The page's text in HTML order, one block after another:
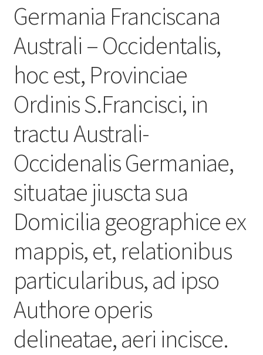
Germania Franciscana
Australi – Occidentalis,
hoc est, Provinciae
Ordinis S.Francisci, in
tractu Australi-
Occidenalis Germaniae,
situatae jiuscta sua
Domicilia geographice ex
mappis, et, relationibus
particularibus, ad ipso
Authore operis
delineatae, aeri incisce.